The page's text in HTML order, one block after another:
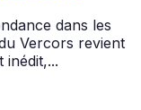
dans les
Vercors revient